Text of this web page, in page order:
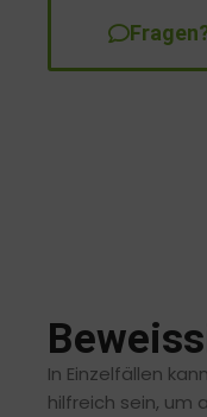
In Einzelfällen
hilfreich sein, um